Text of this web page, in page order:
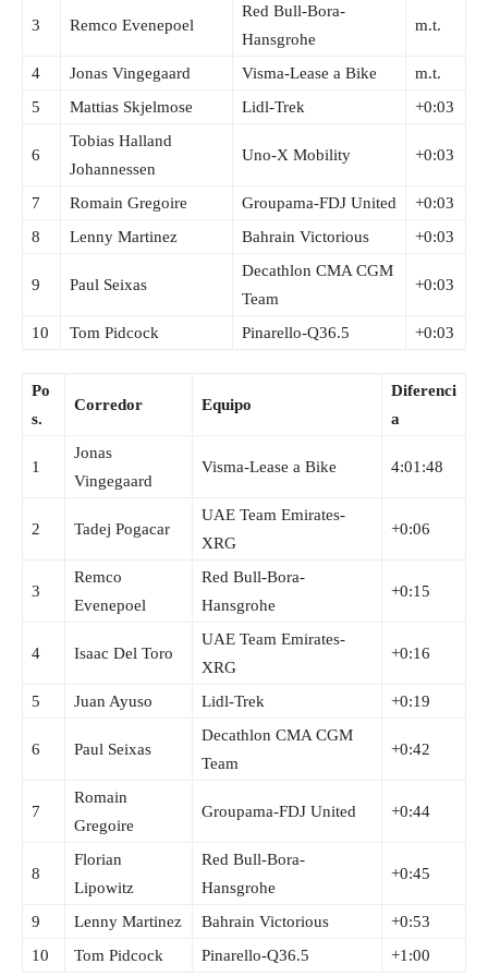
3 Remco Evenepoel
Red Bull-Bora-
Hansgrohe
m.t.
4 Jonas Vingegaard Visma-Lease a Bike
m.t.
5
Mattias Skjelmose Lidl-Trek +0:03
6
Tobias Halland
Johannessen
Uno-X Mobility +0:03
7 Romain Gregoire Groupama-FDJ United
+0:03
8
Lenny Martinez Bahrain Victorious +0:03
9 Paul Seixas
Decathlon CMA CGM
Team
+0:03
10 Tom Pidcock Pinarello-Q36.5 +0:03
Po
s.
Corredor Equipo
Diferenci
a
1
Jonas
Vingegaard
Visma-Lease a Bike 4:01:48
2 Tadej Pogacar
UAE Team Emirates-
XRG
+0:06
3
Remco
Evenepoel
Red Bull-Bora-
Hansgrohe
+0:15
4 Isaac Del Toro
UAE Team Emirates-
XRG
+0:16
5 Juan Ayuso Lidl-Trek +0:19
6 Paul Seixas
Decathlon CMA CGM
Team
+0:42
7
Romain
Gregoire
Groupama-FDJ United +0:44
8
Florian
Lipowitz
Red Bull-Bora-
Hansgrohe
+0:45
9 Lenny Martinez Bahrain Victorious
+0:53
10
Tom Pidcock Pinarello-Q36.5 +1:00